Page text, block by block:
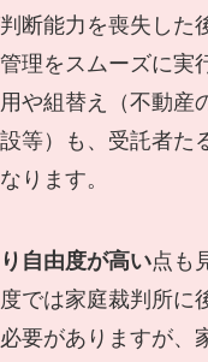
断能力を喪失した
理をスムーズに実
や組替え（不動産
等）も、受託者た
ります。
自由度が高い点も
では家庭裁判所に
要がありますが、